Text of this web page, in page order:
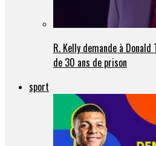
R. Kelly demande à
de 30 ans de prison
sport